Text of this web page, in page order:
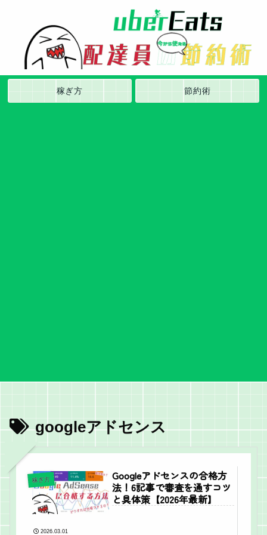
稼ぎ方 節約術
googleアドセンス
稼ぎ方
Googleアドセンスの合格方
法！6記事で審査を通すコツ
と具体策【2026年最新】
2026.03.01